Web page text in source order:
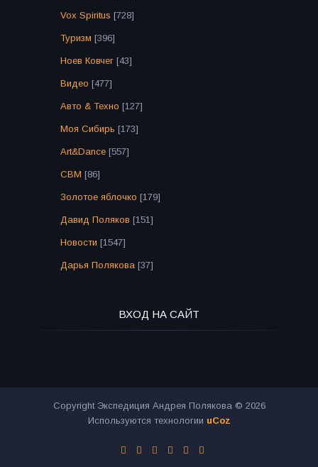
Vox Spiritus [728]
Туризм [396]
Ноев Ковчег [43]
Видео [477]
Авто & Техно [127]
Моя Сибирь [173]
Art&Dance [557]
СВМ [86]
Золотое яблочко [179]
Давид Поляков [151]
Новости [1547]
Дарья Полякова [37]
ВХОД НА САЙТ
Copyright Экспедиция Андрея Полякова © 2026
Используются технологии uCoz